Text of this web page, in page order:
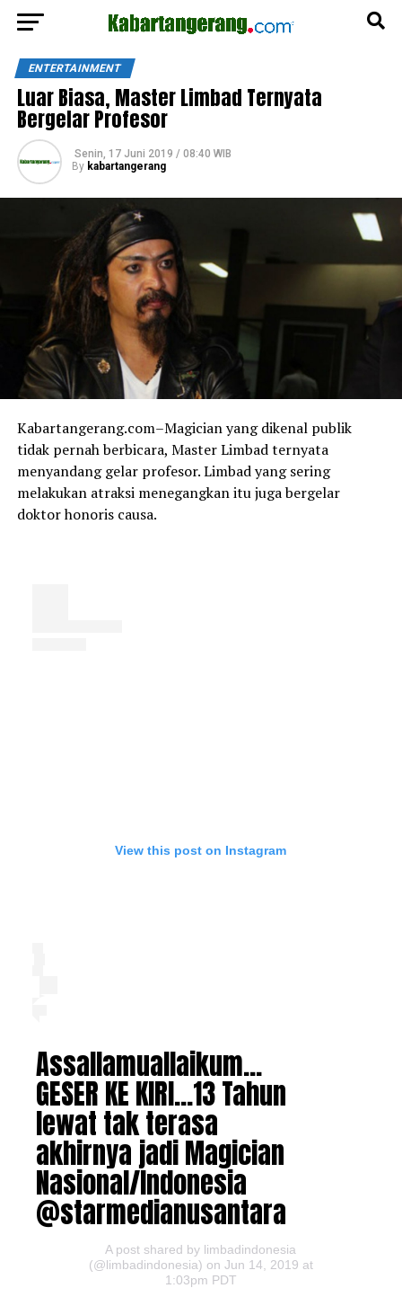
ENTERTAINMENT
Luar Biasa, Master Limbad Ternyata
Bergelar Profesor
Senin, 17 Juni 2019 / 08:40 WIB
By kabartangerang
Kabartangerang.com–Magician yang dikenal publik
tidak pernah berbicara, Master Limbad ternyata
menyandang gelar profesor. Limbad yang sering
melakukan atraksi menegangkan itu juga bergelar
doktor honoris causa.
View this post on Instagram
Assallamuallaikum…
GESER KE KIRI…13 Tahun
lewat tak terasa
akhirnya jadi Magician
Nasional/Indonesia
@starmedianusantara
A post shared by limbadindonesia
(@limbadindonesia) on Jun 14, 2019 at
1:03pm PDT